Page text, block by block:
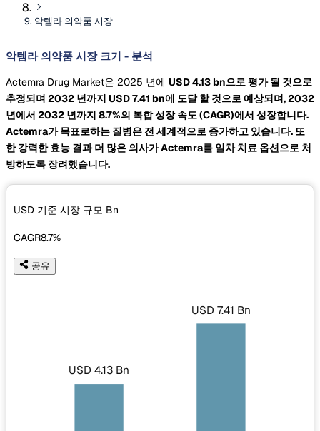
악템라 의약품 시장
악템라 의약품 시장 크기 - 분석
Actemra Drug Market은 2025 년에 USD 4.13 bn으로 평가 될 것으로
추정되며 2032 년까지 USD 7.41 bn에 도달 할 것으로 예상되며, 2032
년에서 2032 년까지 8.7%의 복합 성장 속도(CAGR)에서 성장합니다.
Actemra가 목표로하는 질병은 전 세계적으로 증가하고 있습니다. 또
한 강력한 효능 결과 더 많은 의사가 Actemra를 일차 치료 옵션으로 처
방하도록 장려했습니다.
USD 기준 시장 규모 Bn
CAGR8.7%
공유
USD 4.13 Bn
USD 7.41 Bn